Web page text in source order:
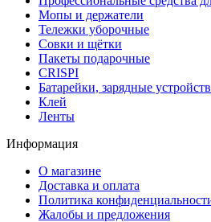
Мопы и держатели
Тележки уборочные
Совки и щётки
Пакеты подарочные
CRISPI
Батарейки, зарядные
Клей
Ленты
Информация
О магазине
Доставка и оплата
Политика
Жалобы и предложения